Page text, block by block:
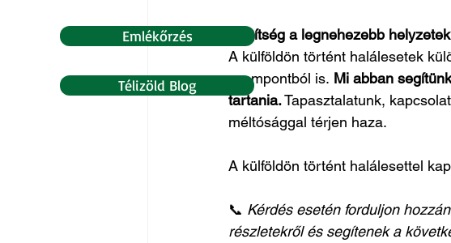
Emlékőrzés
Télizöld Blog
Segítség a legnehezebb
A külföldön történt halálesetek
szempontból is. Mi abban
tartania. Tapasztalatunk,
méltósággal térjen haza.
A külföldön történt halálesettel
📞 Kérdés esetén forduljon
részletekről és segítenek a